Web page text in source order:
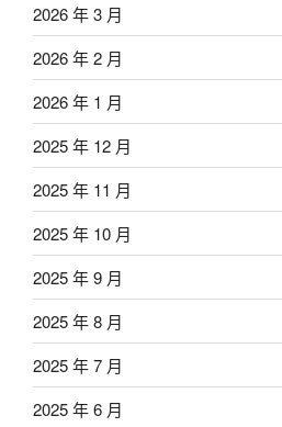
2026 年 3 月
2026 年 2 月
2026 年 1 月
2025 年 12 月
2025 年 11 月
2025 年 10 月
2025 年 9 月
2025 年 8 月
2025 年 7 月
2025 年 6 月